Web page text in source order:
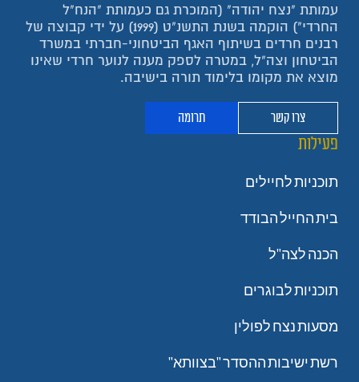
עמותת "נצח יהודה" (המוכרת גם כעמותת "הנח"ל
החרדי") הוקמה בשנת התשנ"ט (1999) על ידי קבוצה של
רבנים חרדים בשיתוף האגף הביטחוני-חברתי במשרד
הביטחון וצה"ל, במטרה לספק מענה לנוער חרדי שאינו
מוצא את מקומו בלימוד תורה בישיבה.
צרו קשר תרומה
פעילות
תוכניות לחיילים
בית החייל הבודד
הכנה לצה"ל
תוכניות לבוגרים
מסעות נצח לפולין
רשת ישיבות ההסדר "בצוותא"